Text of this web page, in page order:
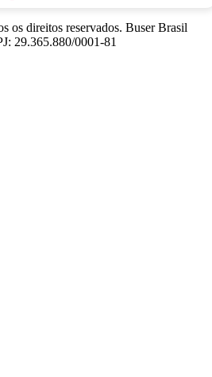
os direitos reservados. Buser Brasil
29.365.880/0001-81